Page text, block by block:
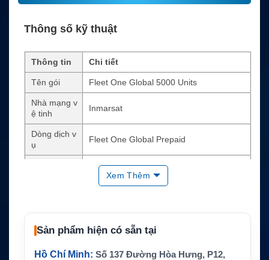
Thông số kỹ thuật
Thông tin Chi tiết
Tên gói Fleet One Global 5000 Units
Nhà mạng v
ệ tinh
Inmarsat
Dòng dịch v
ụ
Fleet One Global Prepaid
1 GB, tương đương 1000 MB
5000 units
Internet vệ tinh, email, thời tiết, báo cáo v
Xem Thêm
Sản phẩm hiện có sẵn tại
Hồ Chí Minh: Số 137 Đường Hòa Hưng, P12,